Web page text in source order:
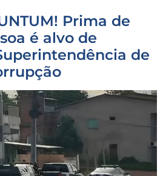
Prima de
é alvo de
de